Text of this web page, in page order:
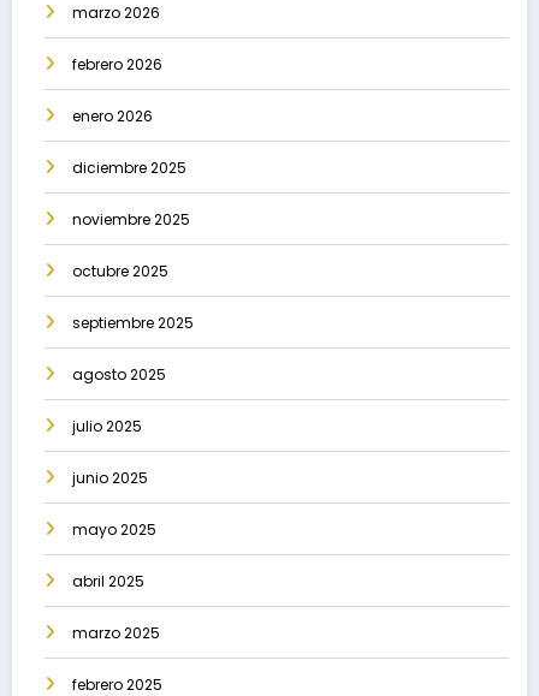
marzo 2026
febrero 2026
enero 2026
diciembre 2025
noviembre 2025
octubre 2025
septiembre 2025
agosto 2025
julio 2025
junio 2025
mayo 2025
abril 2025
marzo 2025
febrero 2025